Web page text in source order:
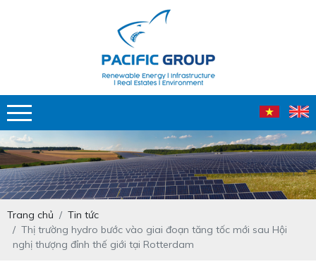
Trang chủ
Tin tức
Thị trường hydro bước vào giai đoạn tăng tốc mới sau Hội
nghị thượng đỉnh thế giới tại Rotterdam